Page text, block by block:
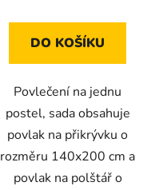
DO KOŠÍKU
Povlečení na jednu
postel, sada obsahuje
povlak na přikrývku o
rozměru 140x200 cm a
povlak na polštář o